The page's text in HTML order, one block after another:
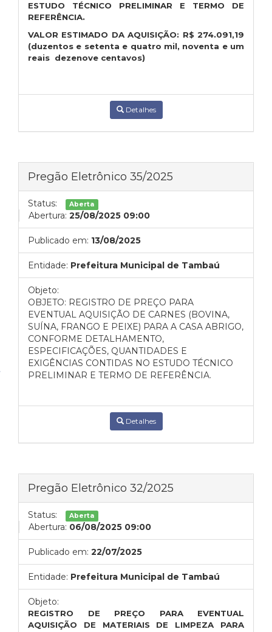
ESTUDO TÉCNICO PRELIMINAR E TERMO DE
REFERÊNCIA.
VALOR ESTIMADO DA AQUISIÇÃO: R$ 274.091,19
(duzentos e setenta e quatro mil, noventa e um
reais dezenove centavos)
Detalhes
Pregão Eletrônico 35/2025
Status: Aberta
Abertura: 25/08/2025 09:00
Publicado em: 13/08/2025
Entidade: Prefeitura Municipal de Tambaú
Objeto:
OBJETO: REGISTRO DE PREÇO PARA
EVENTUAL AQUISIÇÃO DE CARNES (BOVINA,
SUÍNA, FRANGO E PEIXE) PARA A CASA ABRIGO,
CONFORME DETALHAMENTO,
ESPECIFICAÇÕES, QUANTIDADES E
EXIGÊNCIAS CONTIDAS NO ESTUDO TÉCNICO
PRELIMINAR E TERMO DE REFERÊNCIA.
Detalhes
Pregão Eletrônico 32/2025
Status: Aberta
Abertura: 06/08/2025 09:00
Publicado em: 22/07/2025
Entidade: Prefeitura Municipal de Tambaú
Objeto:
REGISTRO DE PREÇO PARA EVENTUAL
AQUISIÇÃO DE MATERIAIS DE LIMPEZA PARA